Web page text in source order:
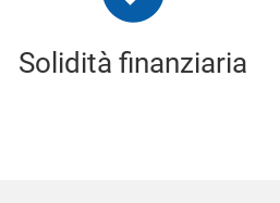
Solidità finanziaria